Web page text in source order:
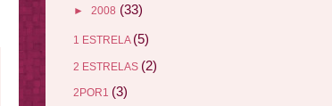
► 2008 (33)
1 ESTRELA (5)
2 ESTRELAS (2)
2POR1 (3)